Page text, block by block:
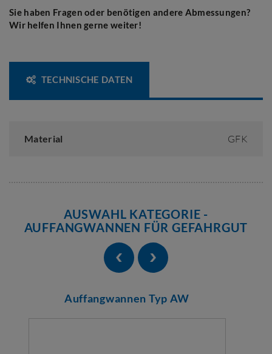
Sie haben Fragen oder benötigen andere Abmessungen?
Wir helfen Ihnen gerne weiter!
TECHNISCHE DATEN
Material GFK
AUSWAHL KATEGORIE -
AUFFANGWANNEN FÜR GEFAHRGUT
Auffangwannen Typ AW